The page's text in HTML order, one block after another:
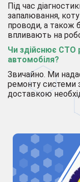
Під час
запалювання,
проводи, а також
впливають на
Чи здійснює СТО
автомобіля?
Звичайно. Ми
ремонту системи
доставкою